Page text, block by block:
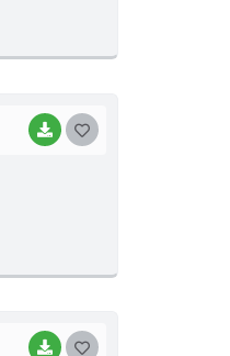
BAIXAR
BAIXAR